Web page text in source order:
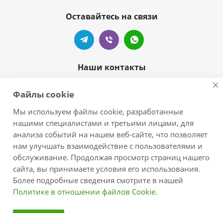
Оставайтесь на связи
Наши контакты
zelove-shop@mail.ru
г.Краснодар, п.Новознаменский,
ул.Центральная/Черноморская
2026 © zelove.ru - интернет-магазин
Файлы cookie
Мы используем файлы cookie, разработанные
нашими специалистами и третьими лицами, для
анализа событий на нашем веб-сайте, что позволяет
нам улучшать взаимодействие с пользователями и
обслуживание. Продолжая просмотр страниц нашего
сайта, вы принимаете условия его использования.
Более подробные сведения смотрите в нашей
Политике в отношении файлов Cookie.